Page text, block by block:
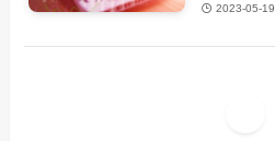
2023-05-19